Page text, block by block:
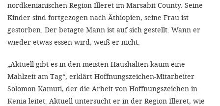
nordkenianischen Region Illeret im Marsabit County. Seine
Kinder sind fortgezogen nach Äthiopien, seine Frau ist
gestorben. Der betagte Mann ist auf sich gestellt. Wann er
wieder etwas essen wird, weiß er nicht.
„Aktuell gibt es in den meisten Haushalten kaum eine
Mahlzeit am Tag“, erklärt Hoffnungszeichen-Mitarbeiter
Solomon Kamuti, der die Arbeit von Hoffnungszeichen in
Kenia leitet. Aktuell untersucht er in der Region Illeret, wie